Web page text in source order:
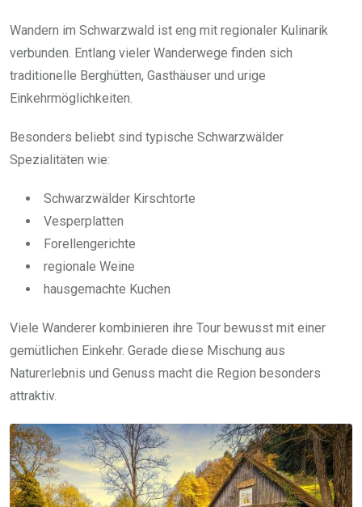
Wandern im Schwarzwald ist eng mit regionaler Kulinarik
verbunden. Entlang vieler Wanderwege finden sich
traditionelle Berghütten, Gasthäuser und urige
Einkehrmöglichkeiten.
Besonders beliebt sind typische Schwarzwälder
Spezialitäten wie:
Schwarzwälder Kirschtorte
Vesperplatten
Forellengerichte
regionale Weine
hausgemachte Kuchen
Viele Wanderer kombinieren ihre Tour bewusst mit einer
gemütlichen Einkehr. Gerade diese Mischung aus
Naturerlebnis und Genuss macht die Region besonders
attraktiv.